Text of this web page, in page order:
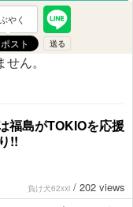
やく
ん。
福島がTOKIOを応援
!!
負け犬62xxi / 202 views